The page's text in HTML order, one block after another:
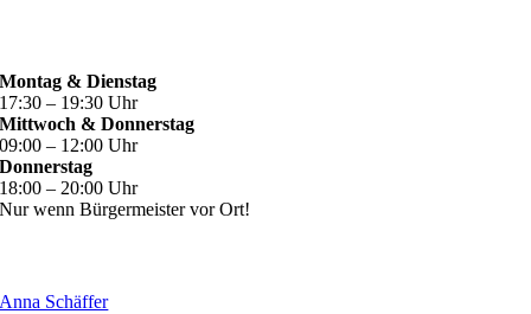
Montag & Dienstag
17:30 – 19:30 Uhr
Mittwoch & Donnerstag
09:00 – 12:00 Uhr
Donnerstag
18:00 – 20:00 Uhr
Nur wenn Bürgermeister vor Ort!
Anna Schäffer